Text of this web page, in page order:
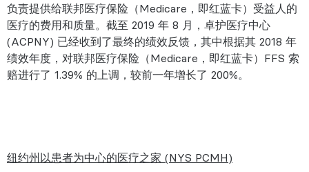
负责提供给联邦医疗保险（Medicare，即红蓝卡）受益人的
医疗的费用和质量。截至 2019 年 8 月，卓护医疗中心
(ACPNY) 已经收到了最终的绩效反馈，其中根据其 2018 年
绩效年度，对联邦医疗保险（Medicare，即红蓝卡）FFS 索
赔进行了 1.39% 的上调，较前一年增长了 200%。
纽约州以患者为中心的医疗之家 (NYS PCMH)